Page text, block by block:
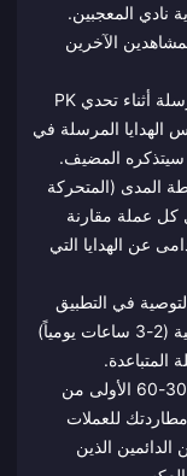
نادي المعجبين.
الآخرين
الهدايا المرسلة أثناء تحدي PK
الهدايا المرسلة في
المضيف.
المدى (المتحركة
كل عملة مقارنة
عن الهدايا التي
في التطبيق
تكافئ الانتظام. البث في نفس النافذة الزمنية (2-3 ساعات يومياً)
المتباعدة.
الدقائق الـ 30-60 الأولى من
للعملات
الذين